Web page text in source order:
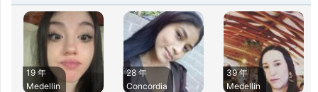
19 年
Medellin
28 年
Concordia
39 年
Medellin